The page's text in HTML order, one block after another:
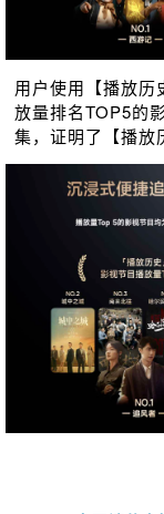
用户使用【播放历
放量排名TOP5的
集，证明了【播放